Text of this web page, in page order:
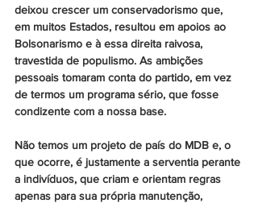
deixou crescer um conservadorismo que,
em muitos Estados, resultou em apoios ao
Bolsonarismo e à essa direita raivosa,
travestida de populismo. As ambições
pessoais tomaram conta do partido, em vez
de termos um programa sério, que fosse
condizente com a nossa base.
Não temos um projeto de país do MDB e, o
que ocorre, é justamente a serventia perante
a indivíduos, que criam e orientam regras
apenas para sua própria manutenção,